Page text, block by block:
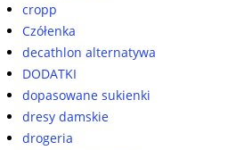
cropp
Czółenka
decathlon alternatywa
DODATKI
dopasowane sukienki
dresy damskie
drogeria